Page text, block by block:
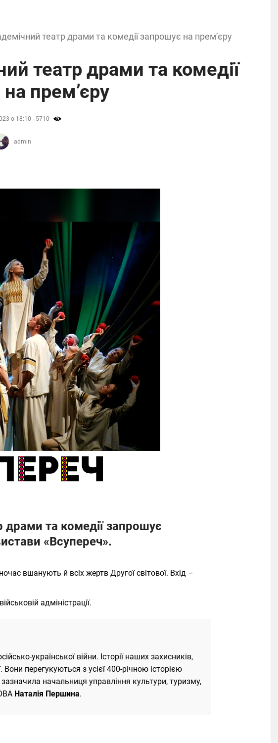
театр драми та комедії запрошує на прем’єру
театр драми та комедії
прем’єру
о 18:10 - 5710
admin
драми та комедії запрошує
«Всупереч».
вшанують й всіх жертв Другої світової. Вхід –
адміністрації.
української війни. Історії наших захисників,
Вони перегукуються з усієї 400-річною історією
начальниця управління культури, туризму,
Наталія Першина.